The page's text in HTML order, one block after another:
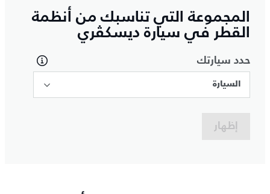
المجموعة التي تناسبك من أنظمة
القطر في سيارة ديسكڤري
حدد سيارتك
السيارة
إظهار